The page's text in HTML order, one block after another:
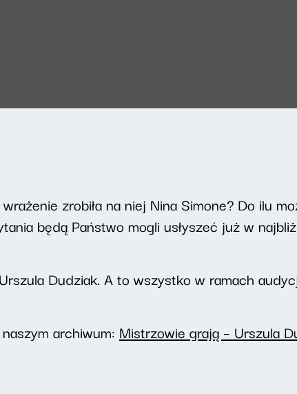
zrobiła na niej Nina Simone? Do ilu
będą Państwo mogli usłyszeć już w
Dudziak. A to wszystko w ramach
archiwum: Mistrzowie grają – Urszula